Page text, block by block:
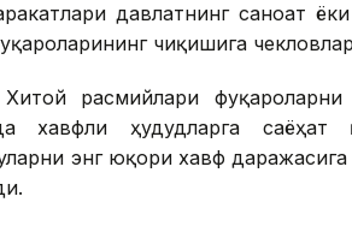
давлатнинг саноат
чиқишига
расмийлари
хавфли ҳудудларга
энг юқори хавф